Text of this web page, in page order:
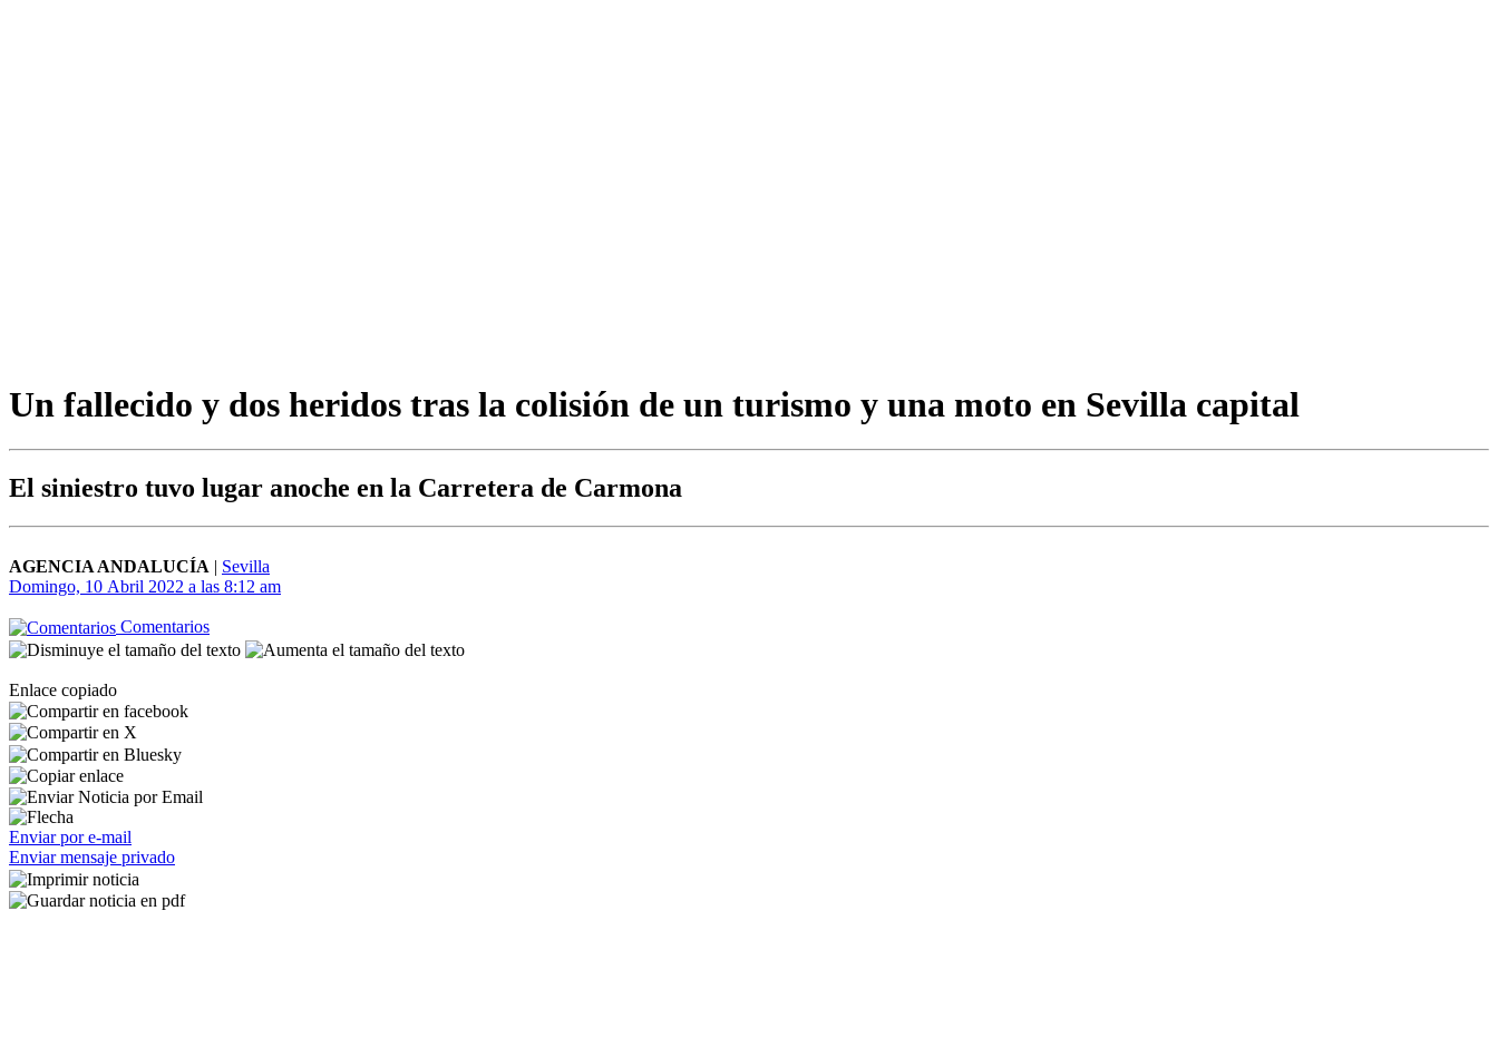
Un fallecido y dos heridos tras la colisión de un turismo y una moto en Sevilla capital
El siniestro tuvo lugar anoche en la Carretera de Carmona
AGENCIA ANDALUCÍA | Sevilla
Domingo, 10 Abril 2022 a las 8:12 am
Comentarios
Enlace copiado
Enviar por e-mail
Enviar mensaje privado